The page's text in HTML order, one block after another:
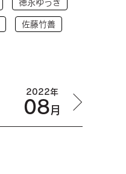
徳永ゆうき
佐藤竹善
2022年
08月